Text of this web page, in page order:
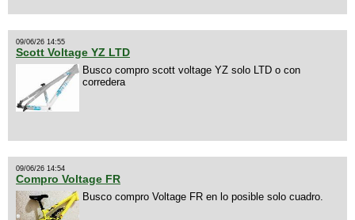
09/06/26 14:55
Scott Voltage YZ LTD
Busco compro scott voltage YZ solo LTD o con
corredera
09/06/26 14:54
Compro Voltage FR
Busco compro Voltage FR en lo posible solo cuadro.